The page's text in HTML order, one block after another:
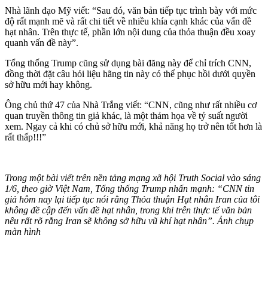
Nhà lãnh đạo Mỹ viết: “Sau đó, văn bản tiếp tục trình bày với mức
độ rất mạnh mẽ và rất chi tiết về nhiều khía cạnh khác của vấn đề
hạt nhân. Trên thực tế, phần lớn nội dung của thỏa thuận đều xoay
quanh vấn đề này”.
Tổng thống Trump cũng sử dụng bài đăng này để chỉ trích CNN,
đồng thời đặt câu hỏi liệu hãng tin này có thể phục hồi dưới quyền
sở hữu mới hay không.
Ông chủ thứ 47 của Nhà Trắng viết: “CNN, cũng như rất nhiều cơ
quan truyền thông tin giả khác, là một thảm họa về tỷ suất người
xem. Ngay cả khi có chủ sở hữu mới, khả năng họ trở nên tốt hơn là
rất thấp!!!”
Trong một bài viết trên nền tảng mạng xã hội Truth Social vào sáng
1/6, theo giờ Việt Nam, Tổng thống Trump nhấn mạnh: “CNN tin
giả hôm nay lại tiếp tục nói rằng Thỏa thuận Hạt nhân Iran của tôi
không đề cập đến vấn đề hạt nhân, trong khi trên thực tế văn bản
nêu rất rõ rằng Iran sẽ không sở hữu vũ khí hạt nhân”. Ảnh chụp
màn hình